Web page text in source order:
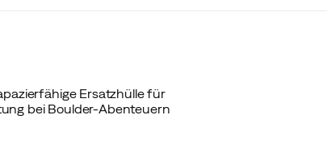
Ersatzhülle für
bei Boulder-Abenteuern